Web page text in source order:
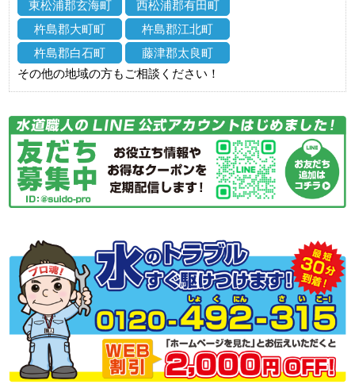
東松浦郡玄海町
西松浦郡有田町
杵島郡大町町
杵島郡江北町
杵島郡白石町
藤津郡太良町
その他の地域の方もご相談ください！